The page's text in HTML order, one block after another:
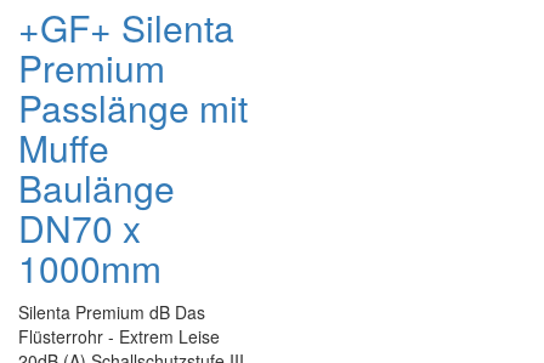
+GF+ Silenta
Premium
Passlänge mit
Muffe
Baulänge
DN70 x
1000mm
Silenta Premium dB Das
Flüsterrohr - Extrem Leise